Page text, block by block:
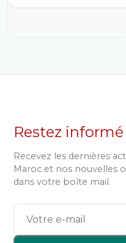
Restez informé
Recevez les dernières
Maroc et nos nouvelles
dans votre boîte mail.